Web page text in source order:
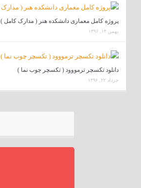
پروژه کامل معماری دانشکده هنر ( مدارک کامل )
بهمن ۱۴, ۱۳۹۶
دانلود تکسچر ترمووود ( تکسچر چوب نما )
خرداد ۲۲, ۱۳۹۶